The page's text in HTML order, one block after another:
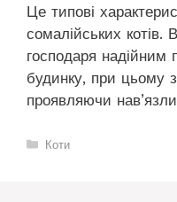
Це типові
сомалійських котів.
господаря
будинку, при цьому
проявляючи
Категорії
Коти